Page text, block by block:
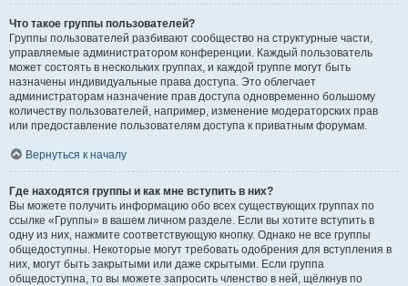
Что такое группы пользователей?
Группы пользователей разбивают сообщество на структурные части,
управляемые администратором конференции. Каждый пользователь
может состоять в нескольких группах, и каждой группе могут быть
назначены индивидуальные права доступа. Это облегчает
администраторам назначение прав доступа одновременно большому
количеству пользователей, например, изменение модераторских прав
или предоставление пользователям доступа к приватным форумам.
Вернуться к началу
Где находятся группы и как мне вступить в них?
Вы можете получить информацию обо всех существующих группах по
ссылке «Группы» в вашем личном разделе. Если вы хотите вступить в
одну из них, нажмите соответствующую кнопку. Однако не все группы
общедоступны. Некоторые могут требовать одобрения для вступления в
них, могут быть закрытыми или даже скрытыми. Если группа
общедоступна, то вы можете запросить членство в ней, щёлкнув по